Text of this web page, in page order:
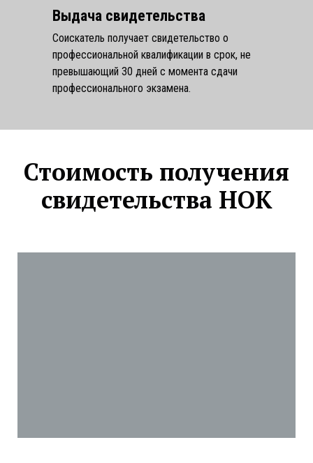
Выдача свидетельства
Соискатель получает свидетельство о
профессиональной квалификации в срок, не
превышающий 30 дней с момента сдачи
профессионального экзамена.
Стоимость получения
свидетельства НОК